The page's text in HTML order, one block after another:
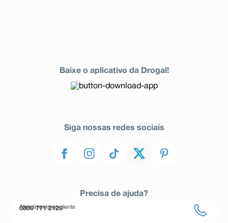
Baixe o aplicativo da Drogal!
Siga nossas redes sociais
Precisa de ajuda?
Atendimento ao cliente
0800 771 2120